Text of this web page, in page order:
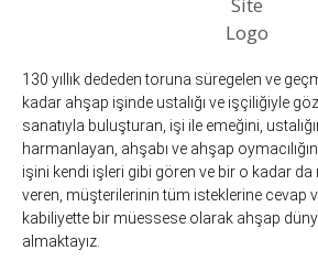
130 yıllık dededen toruna süregelen ve
kadar ahşap işinde ustalığı ve işçiliğiyle
sanatıyla buluşturan, işi ile emeğini,
harmanlayan, ahşabı ve ahşap
işini kendi işleri gibi gören ve bir o kadar
veren, müşterilerinin tüm isteklerine cevap
kabiliyette bir müessese olarak ahşap
almaktayız.